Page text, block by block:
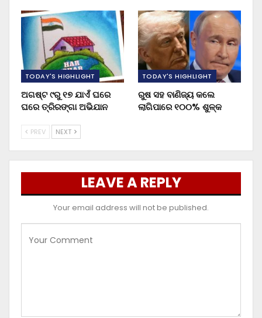
TODAY'S HIGHLIGHT
ଅଗଷ୍ଟ ୯ରୁ ୧୭ ଯାଏଁ ଘରେ
ଘରେ ତ୍ରିରଙ୍ଗା ଅଭିଯାନ
TODAY'S HIGHLIGHT
ରୁଷ ସହ ବାଣିଜ୍ୟ କଲେ
ଲାଗିପାରେ ୧୦୦% ଶୁଳ୍କ
PREV NEXT
LEAVE A REPLY
Your email address will not be published.